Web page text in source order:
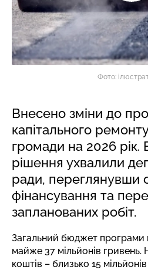
Фото:
Внесено зміни до
капітального ремонту
громади на 2026 рік.
рішення ухвалили
ради, переглянувши
фінансування та
запланованих робіт.
Загальний бюджет програми
майже 37 мільйонів гривень.
коштів – близько 15